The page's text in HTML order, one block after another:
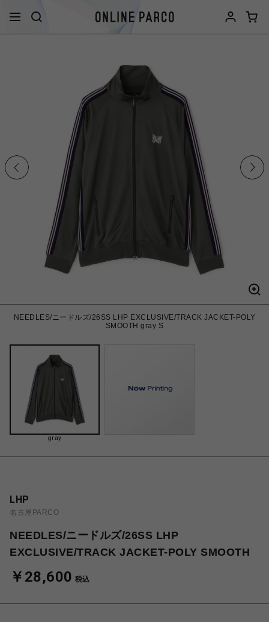
NEEDLES/ニードルズ/26SS LHP EXCLUSIVE/TRACK JACKET-POLY
SMOOTH gray S
gray
LHP
名古屋PARCO
NEEDLES/ニードルズ/26SS LHP
EXCLUSIVE/TRACK JACKET-POLY SMOOTH
￥28,600 税込